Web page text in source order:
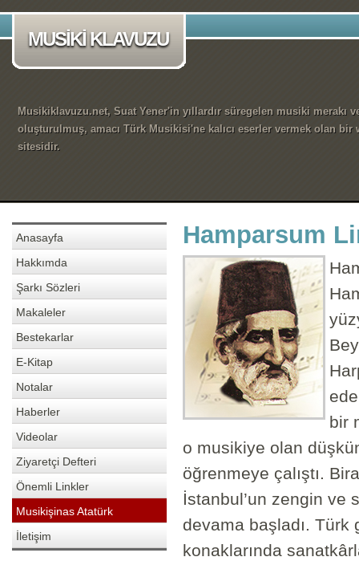
MUSİKİ KLAVUZU
Musikiklavuzu.net, Suat Yener'in yıllardır süregelen musiki merakı
oluşturulmuş, amacı Türk Musikisi'ne kalıcı eserler vermek olan bir
sitesidir.
Anasayfa
Hakkımda
Şarkı Sözleri
Makaleler
Bestekarlar
E-Kitap
Notalar
Haberler
Videolar
Ziyaretçi Defteri
Önemli Linkler
Musikişinas Atatürk
İletişim
Hamparsum
bir
o musikiye olan
öğrenmeye çalıştı.
İstanbul’un zengin ve
devama başladı. Türk
konaklarında